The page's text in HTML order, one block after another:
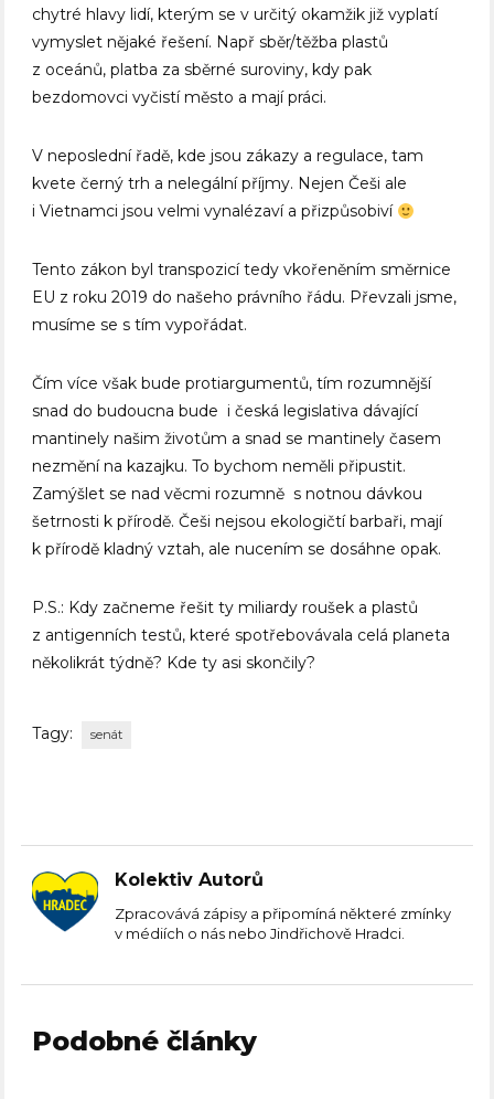
chytré hlavy lidí, kterým se v určitý okamžik již vyplatí
vymyslet nějaké řešení. Např sběr/těžba plastů
z oceánů, platba za sběrné suroviny, kdy pak
bezdomovci vyčistí město a mají práci.
V neposlední řadě, kde jsou zákazy a regulace, tam
kvete černý trh a nelegální příjmy. Nejen Češi ale
i Vietnamci jsou velmi vynalézaví a přizpůsobiví
Tento zákon byl transpozicí tedy vkořeněním směrnice
EU z roku 2019 do našeho právního řádu. Převzali jsme,
musíme se s tím vypořádat.
Čím více však bude protiargumentů, tím rozumnější
snad do budoucna bude i česká legislativa dávající
mantinely našim životům a snad se mantinely časem
nezmění na kazajku. To bychom neměli připustit.
Zamýšlet se nad věcmi rozumně s notnou dávkou
šetrnosti k přírodě. Češi nejsou ekologičtí barbaři, mají
k přírodě kladný vztah, ale nucením se dosáhne opak.
P.S.: Kdy začneme řešit ty miliardy roušek a plastů
z antigenních testů, které spotřebovávala celá planeta
několikrát týdně? Kde ty asi skončily?
Tagy: senát
Kolektiv Autorů
Zpracovává zápisy a připomíná některé zmínky
v médiích o nás nebo Jindřichově Hradci.
Podobné články